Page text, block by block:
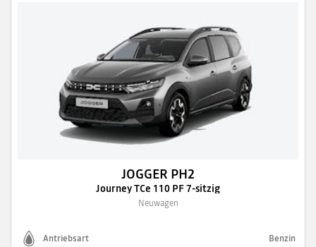
JOGGER PH2
Journey TCe 110 PF 7-sitzig
Neuwagen
Antriebsart Benzin